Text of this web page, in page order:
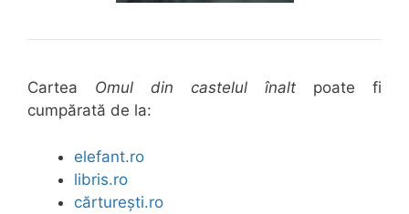
Cartea Omul din castelul înalt poate fi
cumpărată de la:
elefant.ro
libris.ro
cărturești.ro